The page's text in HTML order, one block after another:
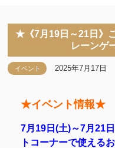
★《7月19日～21日》
レーンゲ
イベント 2025年7月17日
★イベント情報★
7月19日(土)～7月21
トコーナーで使える